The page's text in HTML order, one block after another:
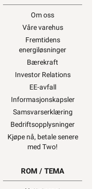
Om oss
Våre varehus
Fremtidens
energiløsninger
Bærekraft
Investor Relations
EE-avfall
Informasjonskapsler
Samsvarserklæring
Bedriftsopplysninger
Kjøpe nå, betale senere
med Two!
ROM / TEMA